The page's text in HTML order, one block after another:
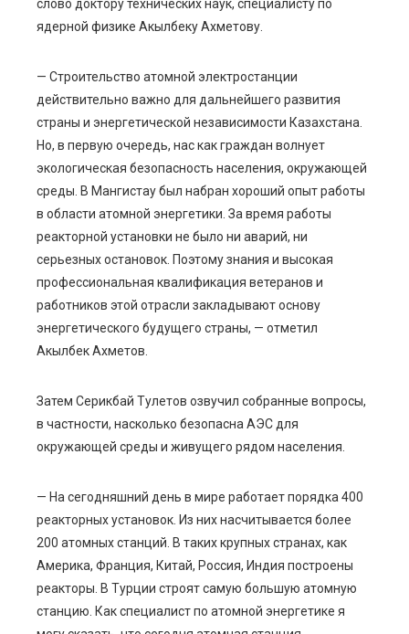
слово доктору технических наук, специалисту по
ядерной физике Акылбеку Ахметову.
— Строительство атомной электростанции
действительно важно для дальнейшего развития
страны и энергетической независимости Казахстана.
Но, в первую очередь, нас как граждан волнует
экологическая безопасность населения, окружающей
среды. В Мангистау был набран хороший опыт работы
в области атомной энергетики. За время работы
реакторной установки не было ни аварий, ни
серьезных остановок. Поэтому знания и высокая
профессиональная квалификация ветеранов и
работников этой отрасли закладывают основу
энергетического будущего страны, — отметил
Акылбек Ахметов.
Затем Серикбай Тулетов озвучил собранные вопросы,
в частности, насколько безопасна АЭС для
окружающей среды и живущего рядом населения.
— На сегодняшний день в мире работает порядка 400
реакторных установок. Из них насчитывается более
200 атомных станций. В таких крупных странах, как
Америка, Франция, Китай, Россия, Индия построены
реакторы. В Турции строят самую большую атомную
станцию. Как специалист по атомной энергетике я